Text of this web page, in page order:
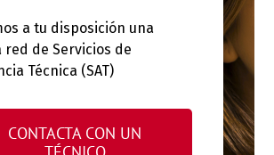
a tu disposición una
red de Servicios de
Técnica (SAT)
CONTACTA CON UN